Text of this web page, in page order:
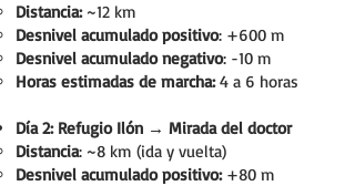
Distancia:~12 km
Desnivel acumulado positivo: +600 m
Desnivel acumulado negativo: -10 m
Horas estimadas de marcha:4 a 6 horas
Día 2: Refugio Ilón → Mirada del doctor
Distancia: ~8 km (ida y vuelta)
Desnivel acumulado positivo:+80 m